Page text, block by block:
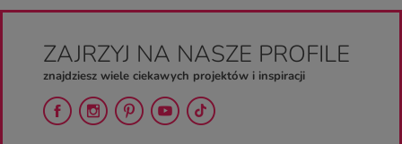
ZAJRZYJ NA NASZE PROFILE
znajdziesz wiele ciekawych projektów i inspiracji